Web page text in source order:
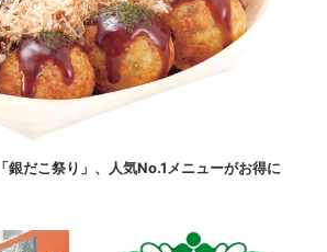
銀だこ祭り」、人気No.1メニューがお得に